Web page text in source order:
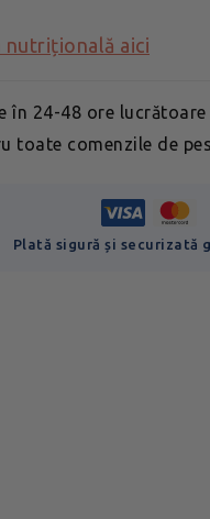
nutrițională aici
în 24-48 ore lucrătoare
toate comenzile de
Plată sigură și securizată